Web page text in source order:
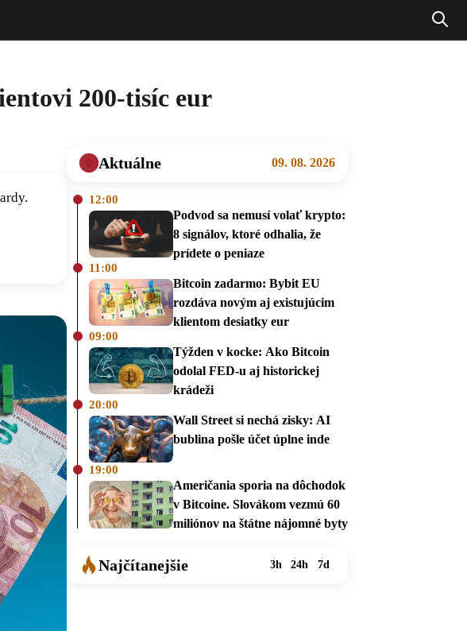
200-tisíc eur
Aktuálne 09. 08. 2026
12:00
Podvod sa nemusí volať krypto:
8 signálov, ktoré odhalia, že
prídete o peniaze
11:00
Bitcoin zadarmo: Bybit EU
rozdáva novým aj existujúcim
klientom desiatky eur
09:00
Týžden v kocke: Ako Bitcoin
odolal FED-u aj historickej
krádeži
20:00
Wall Street si nechá zisky: AI
bublina pošle účet úplne inde
19:00
Američania sporia na dôchodok
v Bitcoine. Slovákom vezmú 60
miliónov na štátne nájomné byty
Najčítanejšie 3h 24h 7d